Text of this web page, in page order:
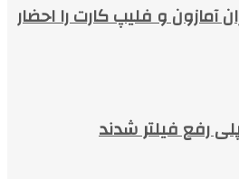
آمازون و فلیپ کارت را احضار
رفع فیلتر شدند